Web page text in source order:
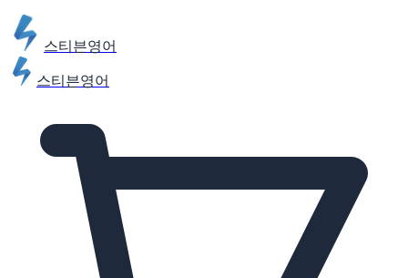
스티븐영어
스티븐영어